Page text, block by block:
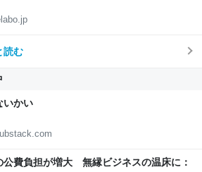
読む
いかい
公費負担が増大 無縁ビジネスの温床に：